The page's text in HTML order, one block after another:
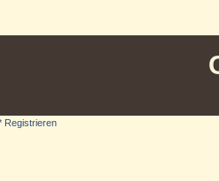
Registrieren